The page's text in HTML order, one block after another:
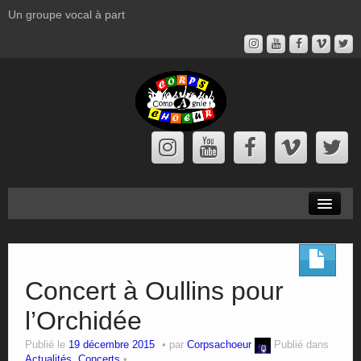
Un groupe vocal à part
Actualités
Spectacles
Concert à Oullins pour
l’Orchidée
Publié le 19 décembre 2015 par Corpsachoeur
Publié dans